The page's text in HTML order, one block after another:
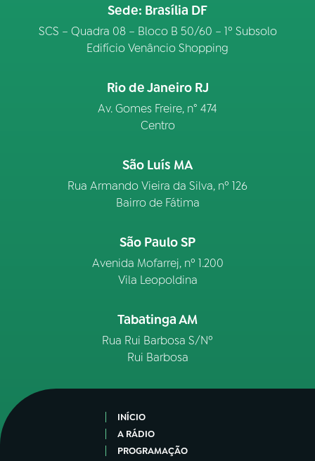
Sede: Brasília DF
SCS – Quadra 08 – Bloco B 50/60 – 1º Subsolo
Edifício Venâncio Shopping
Rio de Janeiro RJ
Av. Gomes Freire, n° 474
Centro
São Luís MA
Rua Armando Vieira da Silva, nº 126
Bairro de Fátima
São Paulo SP
Avenida Mofarrej, nº 1.200
Vila Leopoldina
Tabatinga AM
Rua Rui Barbosa S/Nº
Rui Barbosa
INÍCIO
A RÁDIO
PROGRAMAÇÃO